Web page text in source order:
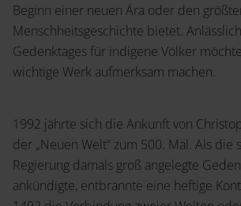
Termine
Karriere
Open Access
Presse
Kontakt
Beginn einer neuen Ära oder den
Menschheitsgeschichte bietet.
Gedenktages für indigene Völker
wichtige Werk aufmerksam machen.
1992 jährte sich die Ankunft von
der „Neuen Welt“ zum 500. Mal. Als die
Regierung damals groß angelegte
ankündigte, entbrannte eine heftige